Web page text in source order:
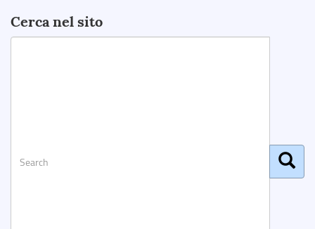
Cerca nel sito